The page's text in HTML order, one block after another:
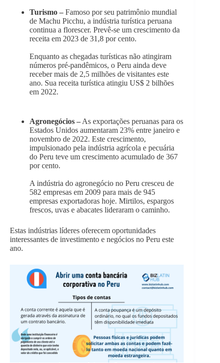
Turismo – Famoso por seu patrimônio mundial
de Machu Picchu, a indústria turística peruana
continua a florescer. Prevê-se um crescimento da
receita em 2023 de 31,8 por cento.
Enquanto as chegadas turísticas não atingiram
números pré-pandêmicos, o Peru ainda deve
receber mais de 2,5 milhões de visitantes este
ano. Sua receita turística atingiu US$ 2 bilhões
em 2022.
Agronegócios – As exportações peruanas para os
Estados Unidos aumentaram 23% entre janeiro e
novembro de 2022. Este crescimento,
impulsionado pela indústria agrícola e pecuária
do Peru teve um crescimento acumulado de 367
por cento.
A indústria do agronegócio no Peru cresceu de
582 empresas em 2009 para mais de 945
empresas exportadoras hoje. Mirtilos, espargos
frescos, uvas e abacates lideraram o caminho.
Estas indústrias líderes oferecem oportunidades
interessantes de investimento e negócios no Peru este
ano.